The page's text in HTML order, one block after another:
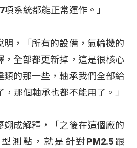
系統都能正常運作。」
明，「所有的設備，氣輪機的
，全部都更新掉，這是很核心
類的那一些，軸承我們全部給
那個軸承也都不能用了。」
翊成解釋，「之後在這個廠的
測點，就是針對PM2.5跟